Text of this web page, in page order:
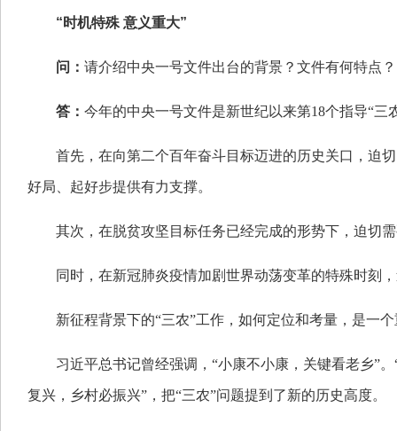
“时机特殊 意义重大”
问： 请介绍中央一号文件出台的背景？文件有何特点？
答： 今年的中央一号文件是新世纪以来第18个指导“
首先，在向第二个百年奋斗目标迈进的历史关口，迫
好局、起好步提供有力支撑。
其次，在脱贫攻坚目标任务已经完成的形势下，迫切
同时，在新冠肺炎疫情加剧世界动荡变革的特殊时刻
新征程背景下的“三农”工作，如何定位和考量，是一
习近平总书记曾经强调，“小康不小康，关键看老乡”
复兴，乡村必振兴”，把“三农”问题提到了新的历史高度。